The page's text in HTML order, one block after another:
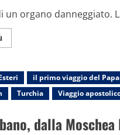
un organo danneggiato.
informazioni
XIV
incontra
a
Napoli
la
di
Domenico,
il primo viaggio del Papa
Turchia Viaggio
dalla